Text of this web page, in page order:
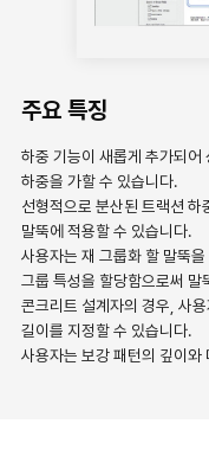
주요 특징
하중 기능이 새롭게 추가되어
하중을 가할 수 있습니다.
선형적으로 분산된 트랙션 하
말뚝에 적용할 수 있습니다.
사용자는 재 그룹화 할 말뚝
그룹 특성을 할당함으로써 말
콘크리트 설계자의 경우, 사
길이를 지정할 수 있습니다.
사용자는 보강 패턴의 깊이와